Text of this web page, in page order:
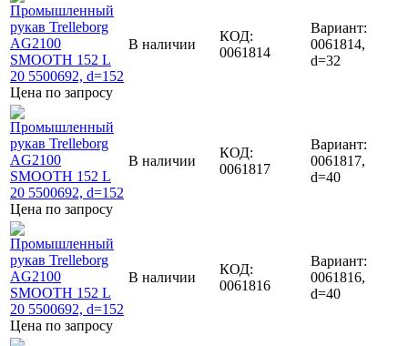
Цена по запросу
В наличии
КОД:
0061814
Вариант:
0061814,
d=32
Цена по запросу
В наличии
КОД:
0061817
Вариант:
0061817,
d=40
Цена по запросу
В наличии
КОД:
0061816
Вариант:
0061816,
d=40